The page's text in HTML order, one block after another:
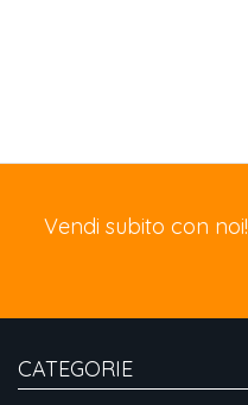
Vendi subito con noi!
CATEGORIE